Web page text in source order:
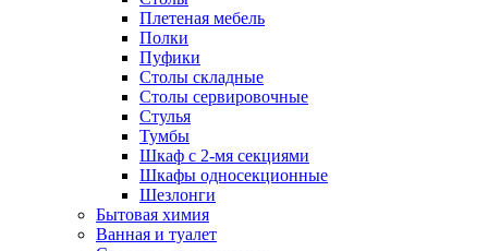
Плетеная мебель
Полки
Пуфики
Столы складные
Столы сервировочные
Стулья
Тумбы
Шкаф с 2-мя секциями
Шкафы односекционные
Шезлонги
Бытовая химия
Ванная и туалет